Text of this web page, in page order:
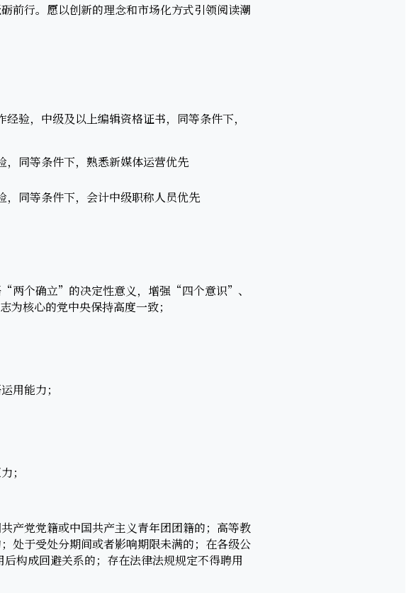
行。愿以创新的理念和市场化方式引领阅读潮
验，中级及以上编辑资格证书，同等条件下，
，同等条件下，熟悉新媒体运营优先
，同等条件下，会计中级职称人员优先
两个确立”的决定性意义，增强“四个意识”、
核心的党中央保持高度一致；
用能力；
；
党党籍或中国共产主义青年团团籍的；高等教
处于受处分期间或者影响期限未满的；在各级公
构成回避关系的；存在法律法规规定不得聘用